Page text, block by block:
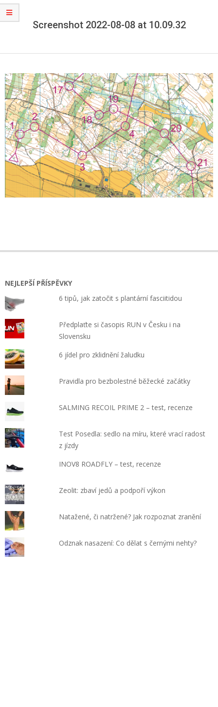
Screenshot 2022-08-08 at 10.09.32
NEJLEPŠÍ PŘÍSPĚVKY
6 tipů, jak zatočit s plantární fasciitidou
Předplaťte si časopis RUN v Česku i na
Slovensku
6 jídel pro zklidnění žaludku
Pravidla pro bezbolestné běžecké začátky
SALMING RECOIL PRIME 2 – test, recenze
Test Posedla: sedlo na míru, které vrací radost
z jízdy
INOV8 ROADFLY – test, recenze
Zeolit: zbaví jedů a podpoří výkon
Natažené, či natržené? Jak rozpoznat zranění
Odznak nasazení: Co dělat s černými nehty?